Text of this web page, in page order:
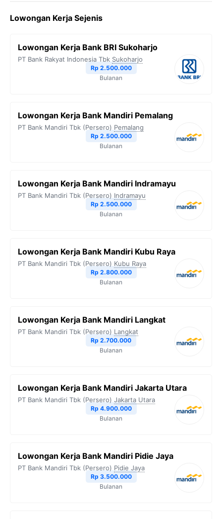
e
o
t
e
e
r
t
A
y
n
k
Lowongan Kerja Sejenis
Lowongan Kerja Bank BRI Sukoharjo
PT Bank Rakyat Indonesia Tbk Sukoharjo
Rp 2.500.000
Bulanan
Lowongan Kerja Bank Mandiri Pemalang
PT Bank Mandiri Tbk (Persero) Pemalang
Rp 2.500.000
Bulanan
Lowongan Kerja Bank Mandiri Indramayu
PT Bank Mandiri Tbk (Persero) Indramayu
Rp 2.500.000
Bulanan
Lowongan Kerja Bank Mandiri Kubu Raya
PT Bank Mandiri Tbk (Persero) Kubu Raya
Rp 2.800.000
Bulanan
Lowongan Kerja Bank Mandiri Langkat
PT Bank Mandiri Tbk (Persero) Langkat
Rp 2.700.000
Bulanan
Lowongan Kerja Bank Mandiri Jakarta Utara
PT Bank Mandiri Tbk (Persero) Jakarta Utara
Rp 4.900.000
Bulanan
Lowongan Kerja Bank Mandiri Pidie Jaya
PT Bank Mandiri Tbk (Persero) Pidie Jaya
Rp 3.500.000
Bulanan